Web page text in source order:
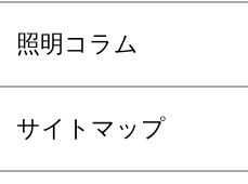
照明コラム
サイトマップ